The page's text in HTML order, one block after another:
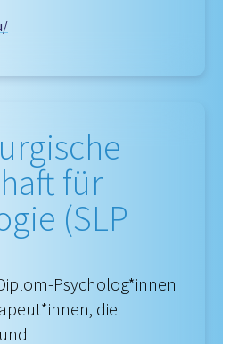
für
(SLP
Psycholog*innen
die